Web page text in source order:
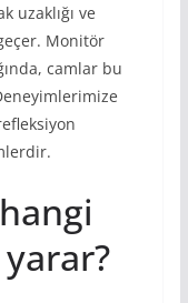
uzaklığı ve
Monitör
camlar bu